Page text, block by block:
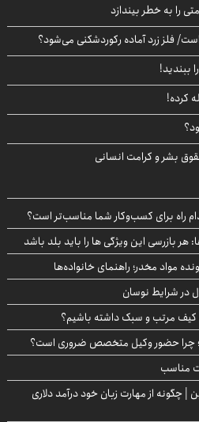
را به خطر بیندازد
است/ فلز زرد آماده رکوردشکنی می‌شود؟
ببندید!
کرده!
بشر و کرامت انسانی
راه برای کسب‌وکار شما مناسب‌تر است؟
بازرسی این ویژگی ها را باید بلد باشد
در شرایط نوسان
مرتب و سبک داشته باشیم؟
چرا حضور وکیل متخصص ضروری است؟
مناسب
| چگونه از مهارت زبان خود درآمد دلاری